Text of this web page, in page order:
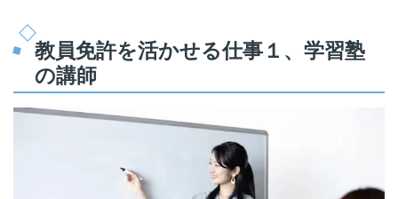
教員免許を活かせる仕事１、学習塾
の講師